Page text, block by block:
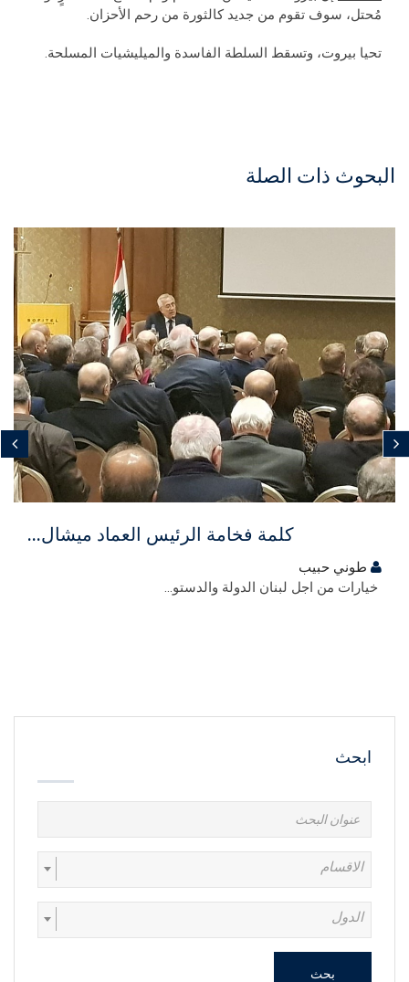
مُحتل، سوف تقوم من جديد كالثورة من رحم الأحزان.
تحيا بيروت، وتسقط السلطة الفاسدة والميليشيات المسلحة.
البحوث ذات الصلة
مجاني
كلمة فخامة الرئيس العماد ميشال...
خيارات من اجل لبنان الدولة والدستو...
ابحث
الاقسام
الدول
بحث